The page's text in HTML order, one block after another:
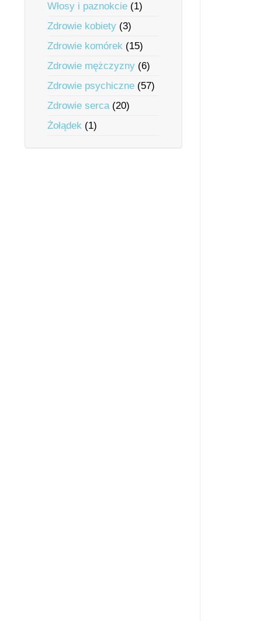
Włosy i paznokcie (1)
Zdrowie kobiety (3)
Zdrowie komórek (15)
Zdrowie mężczyzny (6)
Zdrowie psychiczne (57)
Zdrowie serca(20)
Żołądek (1)